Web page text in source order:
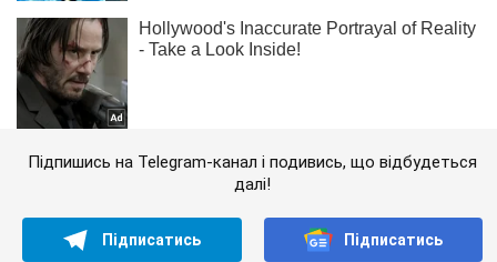
Підпишись на Telegram-канал і подивись, що відбудеться
далі!
Підписатись Підписатись